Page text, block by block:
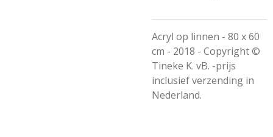
Acryl op linnen - 80 x 60
cm - 2018 - Copyright ©
Tineke K. vB. -prijs
inclusief verzending in
Nederland.